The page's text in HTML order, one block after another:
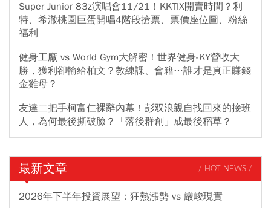
Super Junior 83z演唱會11/21！KKTIX開賣時間？利
特、希澈桃園巨蛋開唱4階段搶票、票價座位圖、粉絲
福利
健身工廠 vs World Gym大解密！世界健身-KY營收大
勝，獲利卻輸給柏文？教練課、會籍…誰才是真正賺錢
金雞母？
友達二把手柯富仁裸辭內幕！彭双浪親自找回來的接班
人，為何最後撕破臉？「落後群創」成最後稻草？
最新文章 / HOT NEWS /
2026年下半年投資展望：狂熱漲勢 vs 嚴峻現實